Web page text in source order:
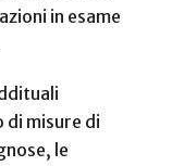
in esame
misure di
le